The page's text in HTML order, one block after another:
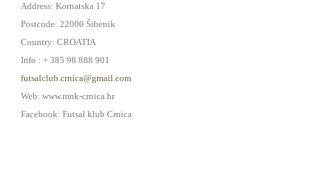
Address: Kornatska 17
Postcode: 22000 Šibenik
Country: CROATIA
Info : + 385 98 888 901
futsalclub.crnica@gmail.com
Web: www.mnk-crnica.hr
Facebook: Futsal klub Crnica